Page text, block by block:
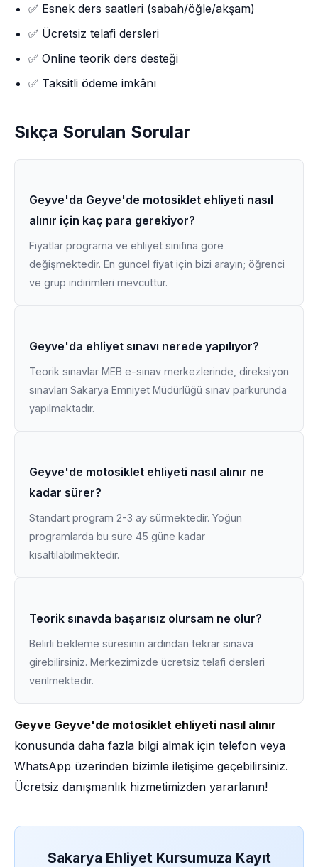
✅ Esnek ders saatleri (sabah/öğle/akşam)
✅ Ücretsiz telafi dersleri
✅ Online teorik ders desteği
✅ Taksitli ödeme imkânı
Sıkça Sorulan Sorular
Geyve'da Geyve'de motosiklet ehliyeti nasıl
alınır için kaç para gerekiyor?
Fiyatlar programa ve ehliyet sınıfına göre
değişmektedir. En güncel fiyat için bizi arayın; öğrenci
ve grup indirimleri mevcuttur.
Geyve'da ehliyet sınavı nerede yapılıyor?
Teorik sınavlar MEB e-sınav merkezlerinde, direksiyon
sınavları Sakarya Emniyet Müdürlüğü sınav parkurunda
yapılmaktadır.
Geyve'de motosiklet ehliyeti nasıl alınır ne
kadar sürer?
Standart program 2-3 ay sürmektedir. Yoğun
programlarda bu süre 45 güne kadar
kısaltılabilmektedir.
Teorik sınavda başarısız olursam ne olur?
Belirli bekleme süresinin ardından tekrar sınava
girebilirsiniz. Merkezimizde ücretsiz telafi dersleri
verilmektedir.
Geyve Geyve'de motosiklet ehliyeti nasıl alınır
konusunda daha fazla bilgi almak için telefon veya
WhatsApp üzerinden bizimle iletişime geçebilirsiniz.
Ücretsiz danışmanlık hizmetimizden yararlanın!
Sakarya Ehliyet Kursumuza Kayıt